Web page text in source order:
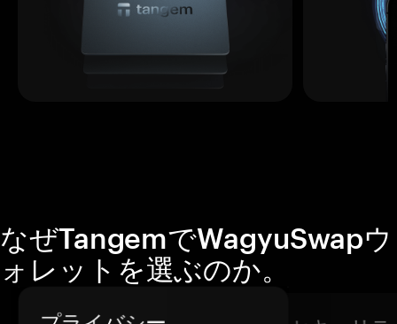
なぜTangemでWagyuSwapウ
ォレットを選ぶのか。